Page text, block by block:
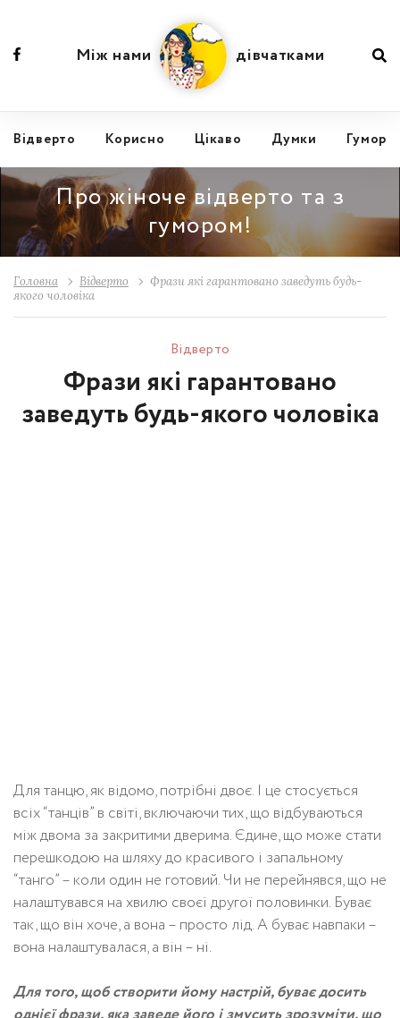
Відвертo Корисно Цікаво Думки Гумор
Між нами дівчатками
Про жіноче відверто та з
гумором!
Головна Відвертo
Фрази які гарантовано заведуть будь-
якого чоловіка
Відвертo
Фрази які гарантовано
заведуть будь-якого чоловіка
Для танцю, як відомо, потрібні двоє. І це стосується
всіх “танців” в світі, включаючи тих, що відбуваються
між двома за закритими дверима. Єдине, що може стати
перешкодою на шляху до красивого і запальному
“танго” – коли один не готовий. Чи не перейнявся, що не
налаштувався на хвилю своєї другої половинки. Буває
так, що він хоче, а вона – просто лід. А буває навпаки –
вона налаштувалася, а він – ні.
Для того, щоб створити йому настрій, буває досить